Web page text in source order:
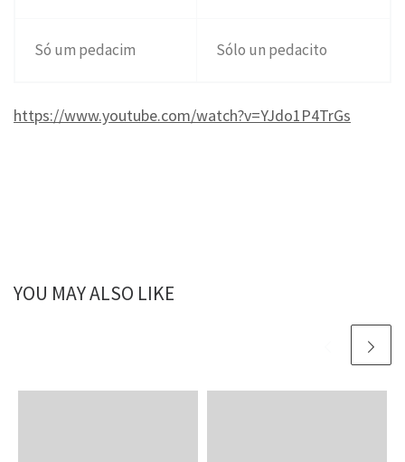
Só um pedacim Sólo un pedacito
https://www.youtube.com/watch?v=YJdo1P4TrGs
YOU MAY ALSO LIKE